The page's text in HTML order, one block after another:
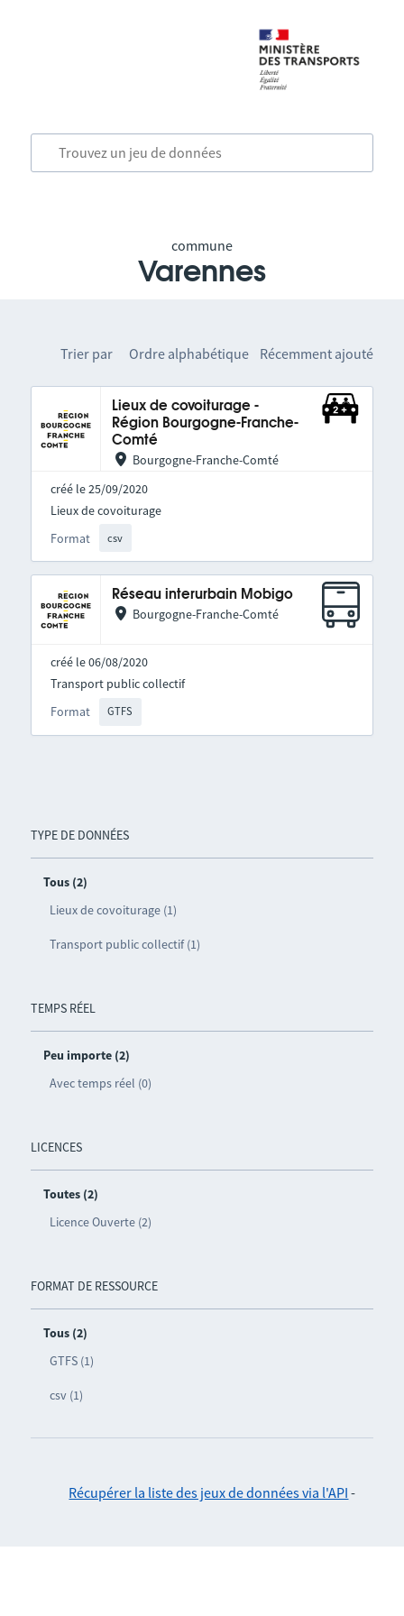
commune
Varennes
TYPE DE DONNÉES
Tous (2)
Lieux de covoiturage (1)
Transport public collectif (1)
TEMPS RÉEL
Peu importe (2)
Avec temps réel (0)
LICENCES
Toutes (2)
Licence Ouverte (2)
FORMAT DE RESSOURCE
Tous (2)
GTFS (1)
csv (1)
Trier par Ordre alphabétique Récemment ajouté
Lieux de covoiturage -
Région Bourgogne-Franche-
Comté
Bourgogne-Franche-Comté
créé le 25/09/2020
Format csv
Lieux de covoiturage
Réseau interurbain Mobigo
Bourgogne-Franche-Comté
créé le 06/08/2020
Format GTFS
Transport public collectif
Récupérer la liste des jeux de données via l'API -